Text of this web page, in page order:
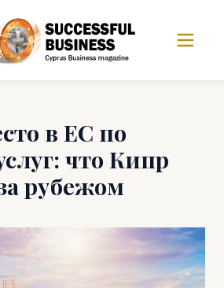
в ЕС по
что Кипр
рубежом